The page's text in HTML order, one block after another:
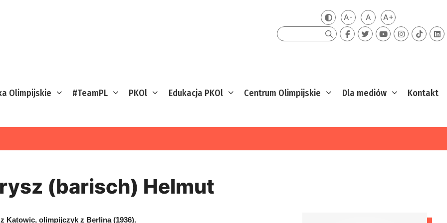
Zmień kontrast
A-Mniejsza czcionka
ADomyślna czcionka
A+Większa
Szukaj
Olimpijskie #TeamPL PKOl Edukacja PKOl Centrum Olimpijskie Dla mediów Kontakt
(barisch) Helmut
z Katowic, olimpijczyk z Berlina (1936).